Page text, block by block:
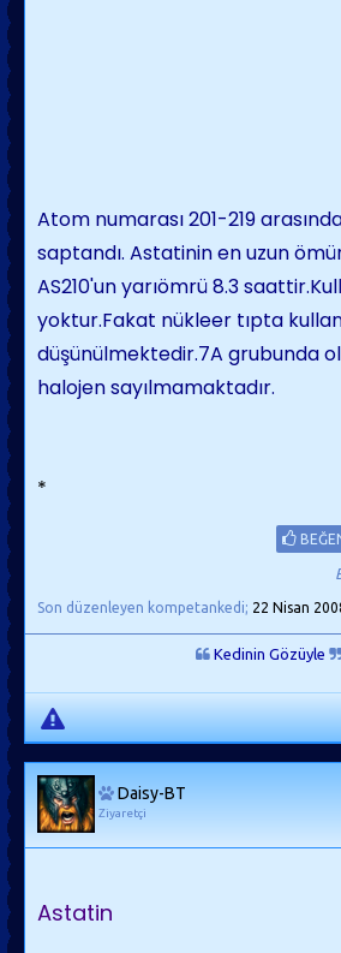
Atom numarası 201-219
saptandı. Astatinin en uzun
AS210'un yarıömrü 8.3
yoktur.Fakat nükleer tıpta
düşünülmektedir.7A grubunda
halojen sayılmamaktadır.
*
Son düzenleyen kompetankedi; 22 Nisan
Kedinin Gözüyle
Daisy-BT
Ziyaretçi
Astatin